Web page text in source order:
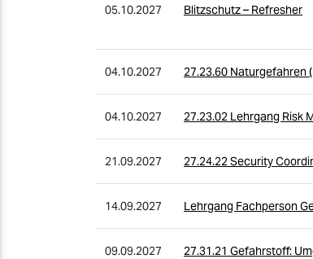
05.10.2027 Blitzschutz – Refresher
04.10.2027 27.23.60 Naturgefahren
04.10.2027 27.23.02 Lehrgang Risk
21.09.2027 27.24.22 Security
14.09.2027 Lehrgang Fachperson
09.09.2027 27.31.21 Gefahrstoff: